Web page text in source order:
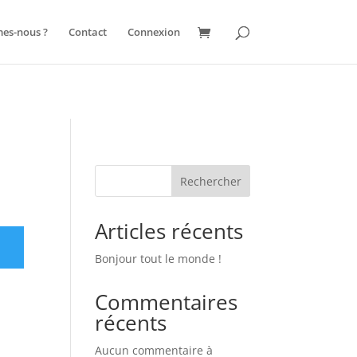
qui n’ont pas été enregistrées : jquery. Veuillez lire
nous ? Contact Connexion
Rechercher
Articles récents
Bonjour tout le monde !
Commentaires
récents
Aucun commentaire à